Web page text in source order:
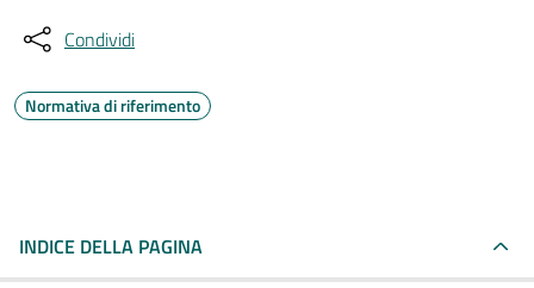
Condividi
Normativa di riferimento
INDICE DELLA PAGINA